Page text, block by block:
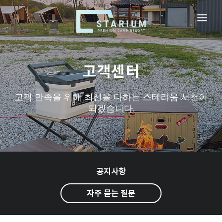
로그인 회원가입 비회원예약확인
스테리움 서천
시설안내
실시간예약
이용규정
고객센터
고객 만족을 위해 최선을 다하는 스테리움 서천이
되겠습니다.
공지사항
자주 묻는 질문